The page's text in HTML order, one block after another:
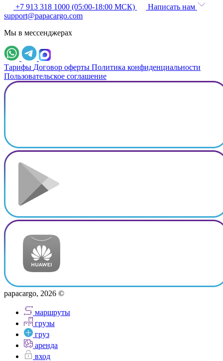
+7 913 318 1000 (05:00-18:00 МСК)
Написать нам
support@papacargo.com
Мы в мессенджерах
Тарифы Договор оферты Политика конфиденциальности
Пользовательское соглашение
papacargo, 2026 ©
маршруты
грузы
груз
аренда
вход